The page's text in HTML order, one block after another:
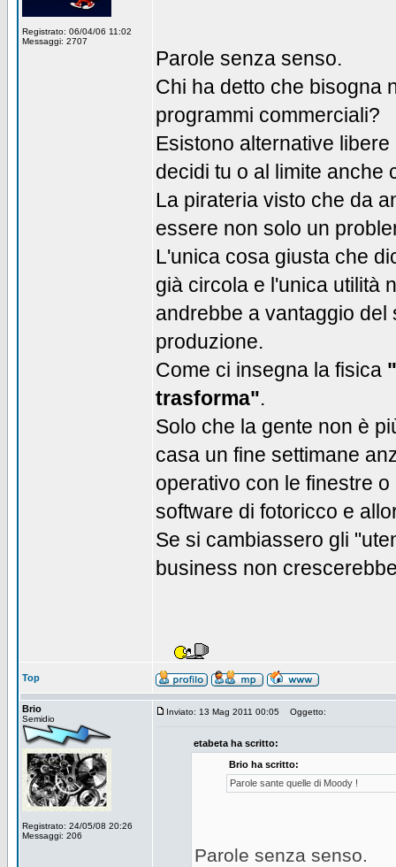
Registrato: 06/04/06 11:02
Messaggi: 2707
Parole senza senso.
Chi ha detto che bisogna
programmi commerciali?
Esistono alternative
decidi tu o al limite anche
La pirateria visto che da
essere non solo un
L'unica cosa giusta che
già circola e l'unica utilità
andrebbe a vantaggio del
produzione.
Come ci insegna la fisica
trasforma".
Solo che la gente non è
casa un fine settimane
operativo con le finestre
software di fotoricco e
Se si cambiassero gli
business non
Top
Brio
Semidio
Registrato: 24/05/08 20:26
Messaggi: 206
Inviato: 13 Mag 2011 00:05 Oggetto:
etabeta ha scritto:
Brio ha scritto:
Parole sante quelle di Moody !
Parole senza senso.